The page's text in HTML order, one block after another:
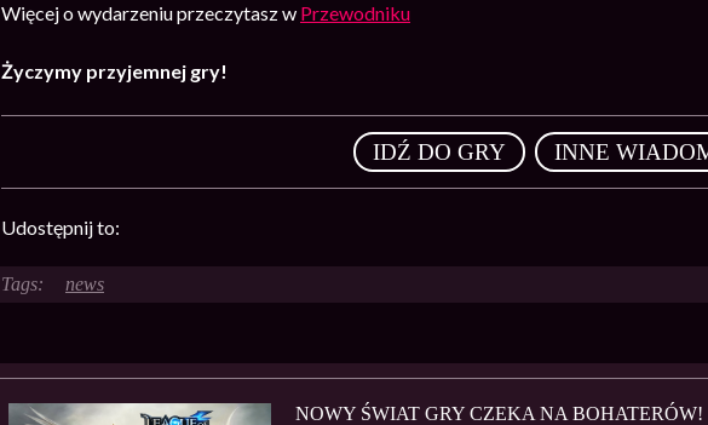
Więcej o wydarzeniu przeczytasz w Przewodniku
Życzymy przyjemnej gry!
IDŹ DO GRY INNE
Udostępnij to:
news
NOWY ŚWIAT GRY CZEKA NA BOHATERÓW!